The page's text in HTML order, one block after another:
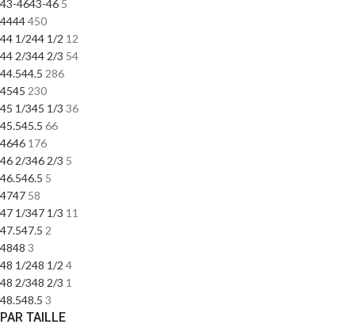
43-4643-46 5
4444450
44 1/244 1/2 12
44 2/344 2/3 54
44.544.5 286
4545 230
45 1/345 1/3 36
45.545.5 66
4646 176
46 2/346 2/3 5
46.546.5 5
4747 58
47 1/347 1/3 11
47.547.5 2
4848 3
48 1/248 1/2 4
48 2/348 2/3 1
48.548.5 3
PAR TAILLE